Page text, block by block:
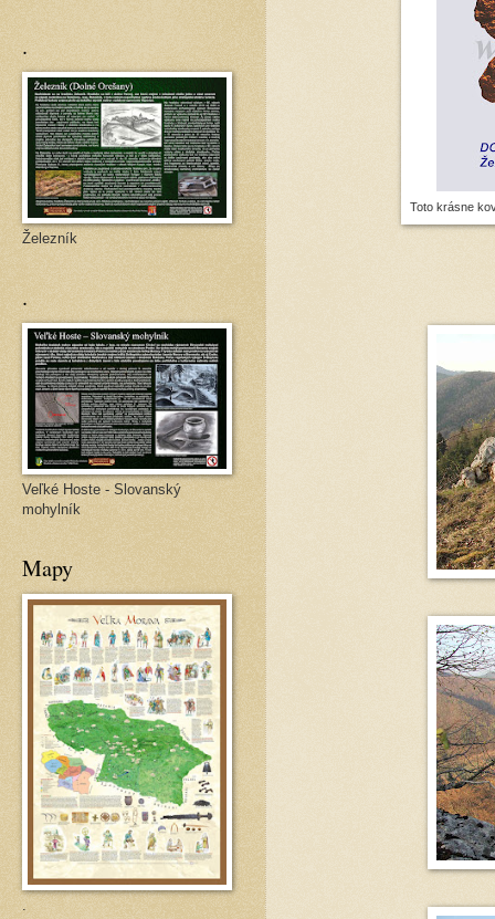
Toto krásne
.
Železník
.
Veľké Hoste - Slovanský
mohylník
Mapy